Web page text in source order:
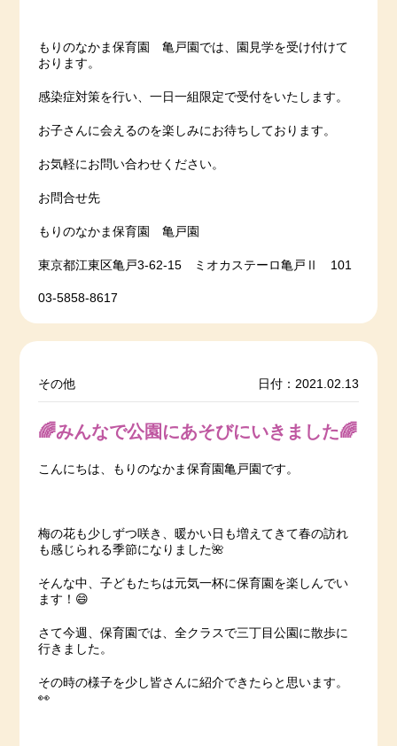
もりのなかま保育園 亀戸園では、園見学を受け付けて
おります。
感染症対策を行い、一日一組限定で受付をいたします。
お子さんに会えるのを楽しみにお待ちしております。
お気軽にお問い合わせください。
お問合せ先
もりのなかま保育園 亀戸園
東京都江東区亀戸3-62-15 ミオカステーロ亀戸Ⅱ 101
03-5858-8617
その他 日付：2021.02.13
🌈みんなで公園にあそびにいきました🌈
こんにちは、もりのなかま保育園亀戸園です。
梅の花も少しずつ咲き、暖かい日も増えてきて春の訪れ
も感じられる季節になりました🌺
そんな中、子どもたちは元気一杯に保育園を楽しんでい
ます！😄
さて今週、保育園では、全クラスで三丁目公園に散歩に
行きました。
その時の様子を少し皆さんに紹介できたらと思います。
👀